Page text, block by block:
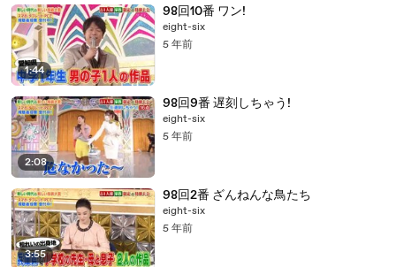
1:44
98回10番 ワン!
eight-six
5 年前
2:08
98回9番 遅刻しちゃう!
eight-six
5 年前
3:55
98回2番 ざんねんな鳥たち
eight-six
5 年前